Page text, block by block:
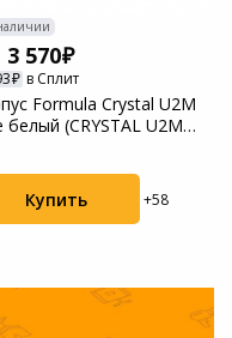
3 570
в Сплит
Formula Crystal U2M
белый (CRYSTAL U2M
Купить +58